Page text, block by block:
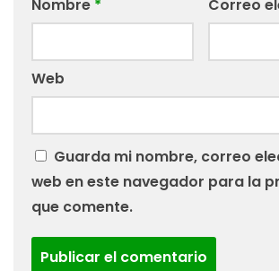
Nombre * Correo
Web
Guarda mi nombre, correo
web en este navegador para la
que comente.